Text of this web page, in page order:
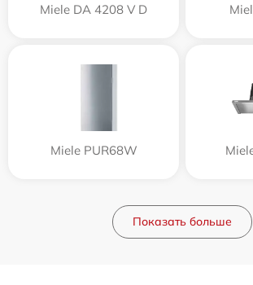
Miele DA 4208 V D
Miele PUR68W
Показать больше